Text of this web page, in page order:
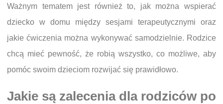
Ważnym tematem jest również to, jak można wspierać
dziecko w domu między sesjami terapeutycznymi oraz
jakie ćwiczenia można wykonywać samodzielnie. Rodzice
chcą mieć pewność, że robią wszystko, co możliwe, aby
pomóc swoim dzieciom rozwijać się prawidłowo.
Jakie są zalecenia dla rodziców po